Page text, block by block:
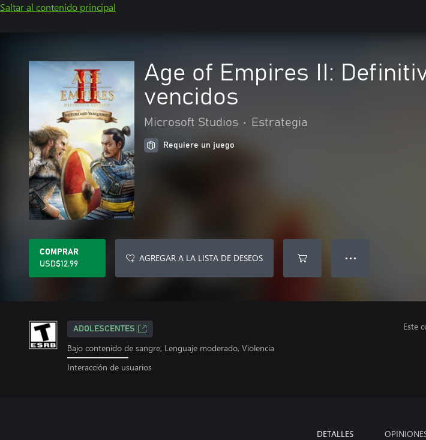
Saltar al contenido principal
Age of Empires II:
vencidos
Microsoft Studios • Estrategia
Requiere un juego
COMPRAR
USD$12.99
AGREGAR A LA LISTA DE DESEOS ● ● ●
ADOLESCENTES
Bajo contenido de sangre, Lenguaje moderado, Violencia
Interacción de usuarios
Este
DETALLES